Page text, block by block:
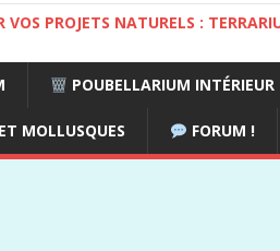
VOS PROJETS NATURELS :
POUBELLARIUM INTÉRIEUR
MOLLUSQUES FORUM !